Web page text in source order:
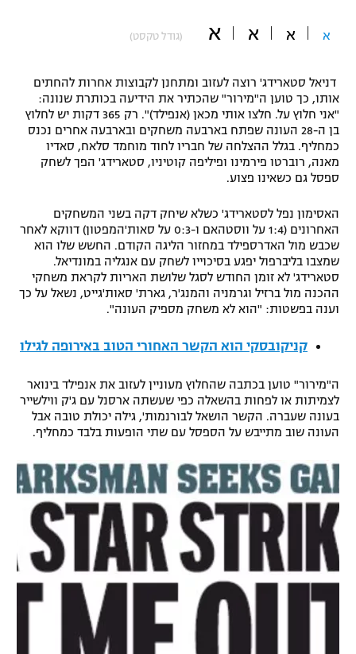
משתתפים וזוכים בפרסים
תקנון משתתפים וזוכים בפרסים
תקנון עבור פעילות אלקטרה
טניס
גיימינג E-Sports
תנאי שימוש
מדיניות פרטיות
רשיון להקרנה פומבית לבית עסק
הצטרפות לחבילת הערוצים
תגיות
המגזין
אופניים
כדורמים
פוטבול אמריקאי NFL
בייסבול MLB
ספורט אתגרי ואקסטרים
אומנויות לחימה
גיימינג E-Sports
א א א א (גודל טקסט)
דניאל סטארידג' רוצה לעזוב ומתחנן לקבוצות אחרות להחתים
אותו, כך טוען ה"מירור" שהכתיר את הידיעה בכותרת שנונה:
"אני חלוץ על. חלצו אותי מכאן (אנפילד)". רק 365 דקות יש לחלוץ
בן ה-28 העונה שפתח בארבעה משחקים ובארבעה אחרים נכנס
כמחליף. בגלל ההצלחה של חבריו לחוד מוחמד סלאח, סאדיו
מאנה, רוברטו פירמינו ופיליפה קוטיניו, סטארידג' הפך לשחק
ספסל גם כשאינו פצוע.
האסימון נפל לסטארידג' כשלא שיחק דקה בשני המשחקים
האחרונים (1:4 על ווסטהאם ו-0:3 על סאות'המפטון) דווקא לאחר
שכבש מול האדרספילד במחזור הליגה הקודם. החשש שלו הוא
שמצבו בליברפול יפגע בסיכוייו לשחק עם אנגליה במונדיאל.
סטארידג' לא זומן החודש לסגל שלושת האריות לקראת משחקי
ההכנה מול ברזיל וגרמניה והמנג'ר, גארת' סאות'גייט, נשאל על כך
וענה בפשטות: "הוא לא משחק מספיק העונה".
קניקובסקי הוא הקשר האחורי הטוב באירופה לגילו
ה"מירור" טוען בכתבה שהחלוץ מעוניין לעזוב את אנפילד בינואר
לצמיתות או לפחות בהשאלה כפי שעשתה ארסנל עם ג'ק ווילשייר
בעונה שעברה. הקשר הושאל לבורנמות', גילה יכולת טובה אבל
העונה שוב מתייבש על הספסל עם שתי הופעות בלבד כמחליף.